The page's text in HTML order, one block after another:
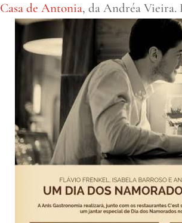
Casa de Antonia, da Andréa Vieira.